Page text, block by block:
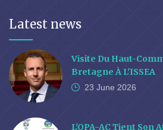
Latest news
Visite Du Haut-
Bretagne À L'ISSEA
23 June 2026
L'OPA-AC Tient Son